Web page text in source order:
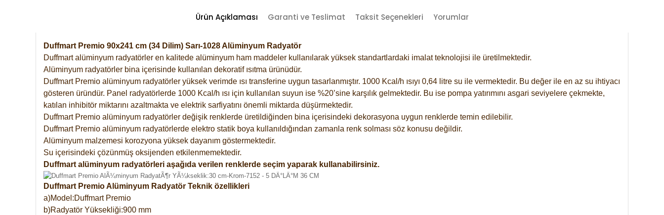
Ürün Açıklaması Garanti ve Teslimat Taksit Seçenekleri Yorumlar
Duffmart Premio 90x241 cm (34 Dilim) Sarı-1028 Alüminyum Radyatör
Duffmart alüminyum radyatörler en kalitede alüminyum ham maddeler kullanılarak yüksek standartlardaki imalat teknolojisi ile üretilmektedir.
Alüminyum radyatörler bina içerisinde kullanılan dekoratif ısıtma ürünüdür.
Duffmart Premio alüminyum radyatörler yüksek verimde ısı transferine uygun tasarlanmıştır. 1000 Kcal/h ısıyı 0,64 litre su ile vermektedir. Bu değer ile en az su ihtiyacı
gösteren üründür. Panel radyatörlerde 1000 Kcal/h ısı için kullanılan suyun ise %20’sine karşılık gelmektedir. Bu ise pompa yatırımını asgari seviyelere çekmekte,
katılan inhibitör miktarını azaltmakta ve elektrik sarfiyatını önemli miktarda düşürmektedir.
Duffmart Premio alüminyum radyatörler değişik renklerde üretildiğinden bina içerisindeki dekorasyona uygun renklerde temin edilebilir.
Duffmart Premio alüminyum radyatörlerde elektro statik boya kullanıldığından zamanla renk solması söz konusu değildir.
Alüminyum malzemesi korozyona yüksek dayanım göstermektedir.
Su içerisindeki çözünmüş oksijenden etkilenmemektedir.
Duffmart alüminyum radyatörleri aşağıda verilen renklerde seçim yaparak kullanabilirsiniz.
Duffmart Premio Alüminyum Radyatör Teknik özellikleri
a)Model:Duffmart Premio
b)Radyatör Yüksekliği:900 mm